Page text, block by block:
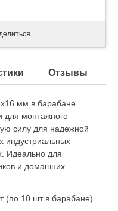
Отзывы
мм в барабане
для монтажного
силу для надежной
индустриальных
Идеально для
и домашних
(по 10 шт в барабане).